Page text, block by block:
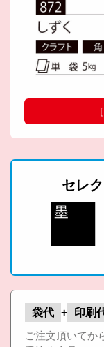
セレ
袋代 + 印刷
ご注文頂いてか